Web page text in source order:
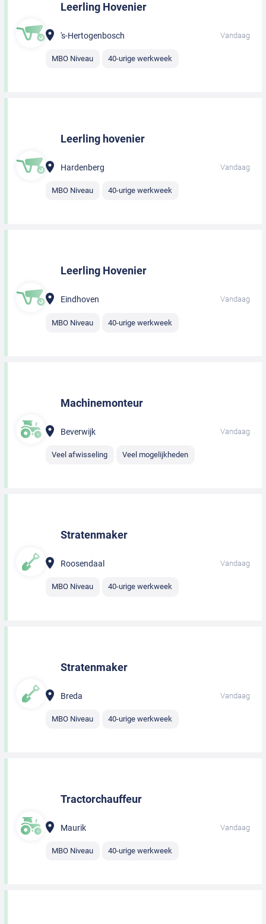
Leerling Hovenier
's-Hertogenbosch Vandaag
MBO Niveau 40-urige werkweek
Leerling hovenier
Hardenberg Vandaag
MBO Niveau 40-urige werkweek
Leerling Hovenier
Eindhoven Vandaag
MBO Niveau 40-urige werkweek
Machinemonteur
Beverwijk Vandaag
Veel afwisseling Veel mogelijkheden
Stratenmaker
Roosendaal Vandaag
MBO Niveau 40-urige werkweek
Stratenmaker
Breda Vandaag
MBO Niveau 40-urige werkweek
Tractorchauffeur
Maurik Vandaag
MBO Niveau 40-urige werkweek